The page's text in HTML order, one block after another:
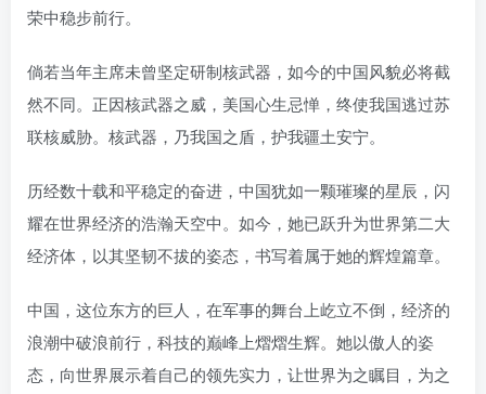
荣中稳步前行。
倘若当年主席未曾坚定研制核武器，如今的中国风貌必将截
然不同。正因核武器之威，美国心生忌惮，终使我国逃过苏
联核威胁。核武器，乃我国之盾，护我疆土安宁。
历经数十载和平稳定的奋进，中国犹如一颗璀璨的星辰，闪
耀在世界经济的浩瀚天空中。如今，她已跃升为世界第二大
经济体，以其坚韧不拔的姿态，书写着属于她的辉煌篇章。
中国，这位东方的巨人，在军事的舞台上屹立不倒，经济的
浪潮中破浪前行，科技的巅峰上熠熠生辉。她以傲人的姿
态，向世界展示着自己的领先实力，让世界为之瞩目，为之